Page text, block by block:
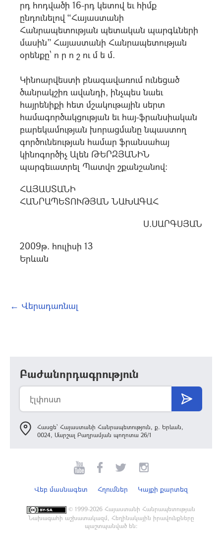
րդ հոդվածի 16-րդ կետով եւ հիմք
ընդունելով “Հայաստանի
Հանրապետության պետական պարգևների
մասին” Հայաստանի Հանրապետության
օրենքը` ո ր ո շ ու մ ե մ.
Կինոարվեստի բնագավառում ունեցած
ծանրակշիռ ավանդի, ինչպես նաեւ
հայրենիքի հետ մշակութային սերտ
համագործակցության եւ հայ-ֆրանսիական
բարեկամության խորացմանը նպաստող
գործունեության համար ֆրանսահայ
կինոգործիչ Ալեն ԹԵՐԶՅԱՆԻՆ
պարգեւատրել Պատվո շքանշանով:
ՀԱՅԱՍՏԱՆԻ
ՀԱՆՐԱՊԵՏՈՒԹՅԱՆ ՆԱԽԱԳԱՀ
Ս.ՍԱՐԳՍՅԱՆ
2009թ. հուլիսի 13
Երևան
← Վերադառնալ
Բաժանորդագրություն
Հասցե՝ Հայաստանի Հանրապետություն, ք. Երևան,
0024, Մարշալ Բաղրամյան պողոտա 26/1
Վեբ մասնագետ Հղումներ Կայքի քարտեզ
© 1999-2026 Հայաստանի Հանրապետության
Նախագահի աշխատակազմ, Հեղինակային իրավունքները
պաշտպանված են: